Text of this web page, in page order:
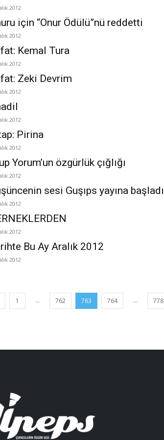
2012
için “Onur Ödülü”nü reddetti
2012
Kemal Tura
2012
Zeki Devrim
2012
2012
Pirina
2012
Yorum’un özgürlük çığlığı
2012
sesi Guşıps yayına başladı
2012
2012
Bu Ay Aralık 2012
2012
1 ... 762 763 764 ... 778